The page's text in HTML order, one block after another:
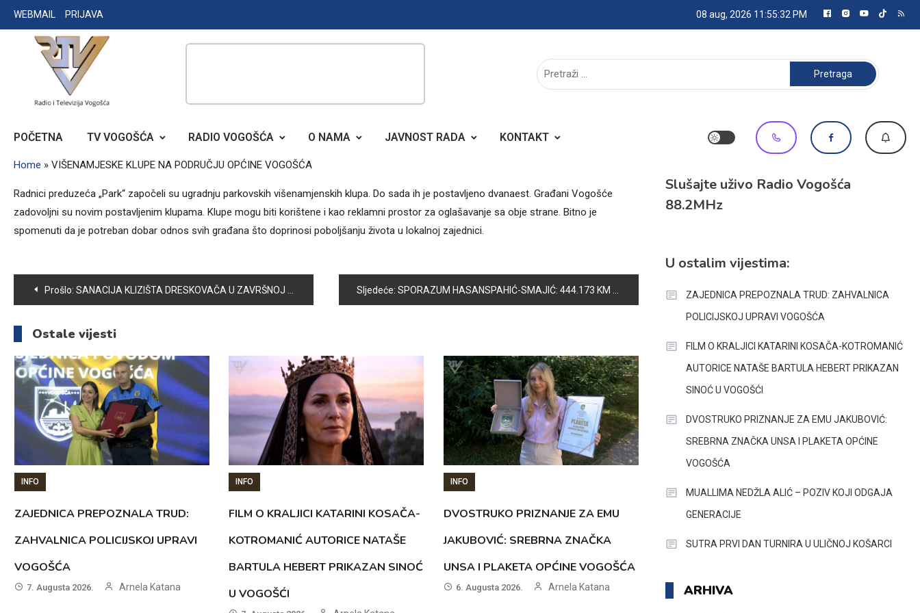
Skip
to
WEBMAIL PRIJAVA 08 aug, 2026 11:55:32 PM
RADIO TELEVIZIJA VOGOŠĆA
Pretraga:
POČETNA TV VOGOŠĆA RADIO VOGOŠĆA O NAMA JAVNOST RADA KONTAKT
Home » VIŠENAMJESKE KLUPE NA PODRUČJU OPĆINE VOGOŠĆA
Radnici preduzeća „Park“ započeli su ugradnju parkovskih višenamjenskih klupa. Do sada ih je postavljeno dvanaest. Građani Vogošće
zadovoljni su novim postavljenim klupama. Klupe mogu biti korištene i kao reklamni prostor za oglašavanje sa obje strane. Bitno je
spomenuti da je potreban dobar odnos svih građana što doprinosi poboljšanju života u lokalnoj zajednici.
Navigacija
članaka
Prošlo: SANACIJA KLIZIŠTA DRESKOVAČA U ZAVRŠNOJ FAZI Sljedeće: SPORAZUM HASANSPAHIĆ-SMAJIĆ: 444.173 KM ZA SANACIJU KLIZIŠTA, IZGRADNJU I SANACIJU KANALIZACIONE MREŽE NA PODRUČJU OPĆINE VOGOŠĆA
Ostale vijesti
INFO
ZAJEDNICA PREPOZNALA TRUD:
ZAHVALNICA POLICIJSKOJ UPRAVI
VOGOŠĆA
7. Augusta 2026. Arnela Katana
INFO
FILM O KRALJICI KATARINI KOSAČA-
KOTROMANIĆ AUTORICE NATAŠE
BARTULA HEBERT PRIKAZAN SINOĆ
U VOGOŠĆI
INFO
DVOSTRUKO PRIZNANJE ZA EMU
JAKUBOVIĆ: SREBRNA ZNAČKA
UNSA I PLAKETA OPĆINE VOGOŠĆA
6. Augusta 2026. Arnela Katana
Slušajte uživo Radio Vogošća
88.2MHz
U ostalim vijestima:
ZAJEDNICA PREPOZNALA TRUD: ZAHVALNICA
POLICIJSKOJ UPRAVI VOGOŠĆA
FILM O KRALJICI KATARINI KOSAČA-KOTROMANIĆ
AUTORICE NATAŠE BARTULA HEBERT PRIKAZAN
SINOĆ U VOGOŠĆI
DVOSTRUKO PRIZNANJE ZA EMU JAKUBOVIĆ:
SREBRNA ZNAČKA UNSA I PLAKETA OPĆINE
VOGOŠĆA
MUALLIMA NEDŽLA ALIĆ – POZIV KOJI ODGAJA
GENERACIJE
SUTRA PRVI DAN TURNIRA U ULIČNOJ KOŠARCI
ARHIVA